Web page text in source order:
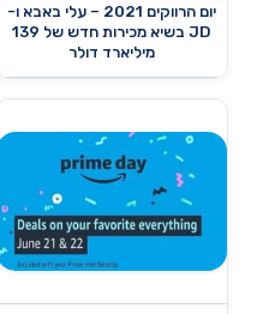
יום הרווקים 2021 – עלי באבא ו-
JD בשיא מכירות חדש של 139
מיליארד דולר